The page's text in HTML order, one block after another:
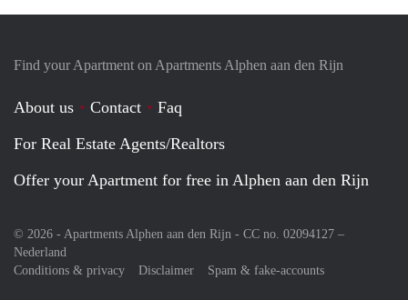
Find your Apartment on Apartments Alphen aan den Rijn
About us Contact
Faq
For Real Estate Agents/Realtors
Offer your Apartment for free in Alphen aan den Rijn
© 2026 - Apartments Alphen aan den Rijn - CC no. 02094127 –
Nederland
Conditions & privacy
Disclaimer Spam & fake-accounts